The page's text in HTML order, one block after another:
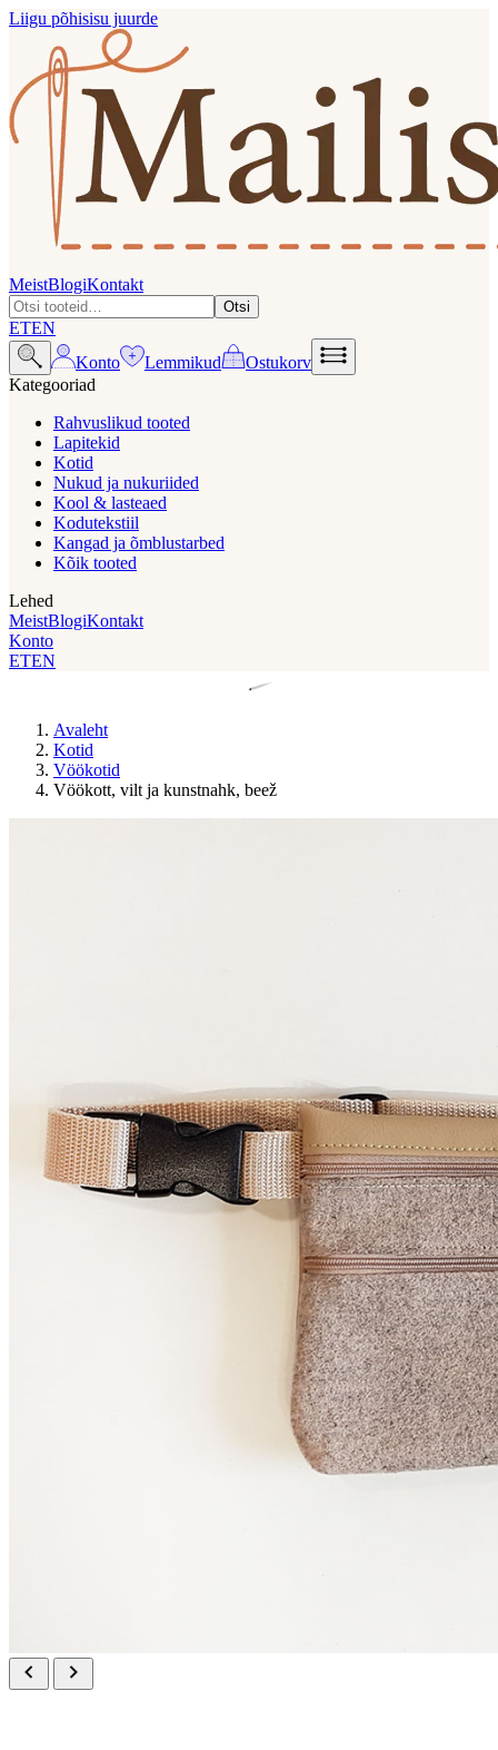
Liigu põhisisu juurde
MeistBlogiKontakt
Otsi
ETEN
Konto
Lemmikud
Ostukorv
Kategooriad
Rahvuslikud tooted
Lapitekid
Kotid
Nukud ja nukuriided
Kool & lasteaed
Kodutekstiil
Kangad ja õmblustarbed
Kõik tooted
Lehed
MeistBlogiKontakt
Konto
ETEN
Avaleht
Kotid
Vöökotid
Vöökott, vilt ja kunstnahk, beež